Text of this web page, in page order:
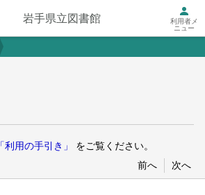
岩手県立図書館
利用者メ
ニュー
「利用の手引き」
をご覧ください。
前へ 次へ